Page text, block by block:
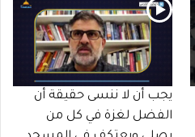
يجب أن لا ننسى حقيقة أن
الفضل لغزة في كل من